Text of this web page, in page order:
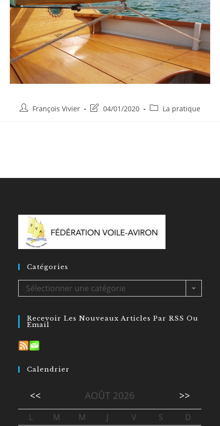
François Vivier 04/01/2020 La pratique
Catégories
Sélectionner une catégorie
Recevoir Les Nouveaux Articles Par RSS Ou
Email
Calendrier
<< AOÛT 2026 >>
L M M J V S D